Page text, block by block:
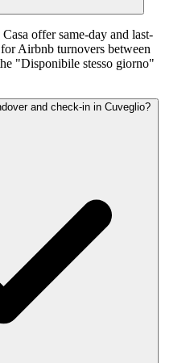
offer same-day and last-
Airbnb turnovers between
"Disponibile stesso giorno"
and check-in in Cuveglio?